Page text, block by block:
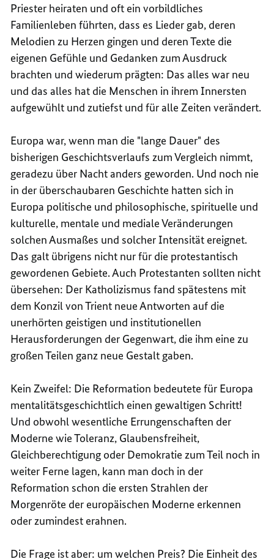
Priester heiraten und oft ein vorbildliches
Familienleben führten, dass es Lieder gab, deren
Melodien zu Herzen gingen und deren Texte die
eigenen Gefühle und Gedanken zum Ausdruck
brachten und wiederum prägten: Das alles war neu
und das alles hat die Menschen in ihrem Innersten
aufgewühlt und zutiefst und für alle Zeiten verändert.
Europa war, wenn man die "lange Dauer" des
bisherigen Geschichtsverlaufs zum Vergleich nimmt,
geradezu über Nacht anders geworden. Und noch nie
in der überschaubaren Geschichte hatten sich in
Europa politische und philosophische, spirituelle und
kulturelle, mentale und mediale Veränderungen
solchen Ausmaßes und solcher Intensität ereignet.
Das galt übrigens nicht nur für die protestantisch
gewordenen Gebiete. Auch Protestanten sollten nicht
übersehen: Der Katholizismus fand spätestens mit
dem Konzil von Trient neue Antworten auf die
unerhörten geistigen und institutionellen
Herausforderungen der Gegenwart, die ihm eine zu
großen Teilen ganz neue Gestalt gaben.
Kein Zweifel: Die Reformation bedeutete für Europa
mentalitätsgeschichtlich einen gewaltigen Schritt!
Und obwohl wesentliche Errungenschaften der
Moderne wie Toleranz, Glaubensfreiheit,
Gleichberechtigung oder Demokratie zum Teil noch in
weiter Ferne lagen, kann man doch in der
Reformation schon die ersten Strahlen der
Morgenröte der europäischen Moderne erkennen
oder zumindest erahnen.
Die Frage ist aber: um welchen Preis? Die Einheit des